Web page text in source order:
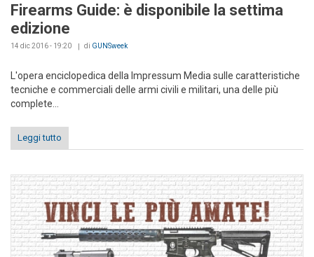
Firearms Guide: è disponibile la settima
edizione
14 dic 2016 - 19:20 di GUNSweek
L'opera enciclopedica della Impressum Media sulle caratteristiche
tecniche e commerciali delle armi civili e militari, una delle più
complete...
Leggi tutto